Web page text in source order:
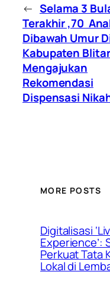
← Selama 3
Terakhir ,70
Dibawah Umur
Kabupaten Blitar
Mengajukan
Rekomendasi
Dispensasi
MORE POSTS
Digitalisasi
Experience’:
Perkuat Tata
Lokal di